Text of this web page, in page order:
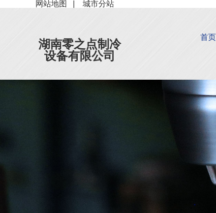
网站地图 城市分站
湖南零之点制冷
设备有限公司
首页